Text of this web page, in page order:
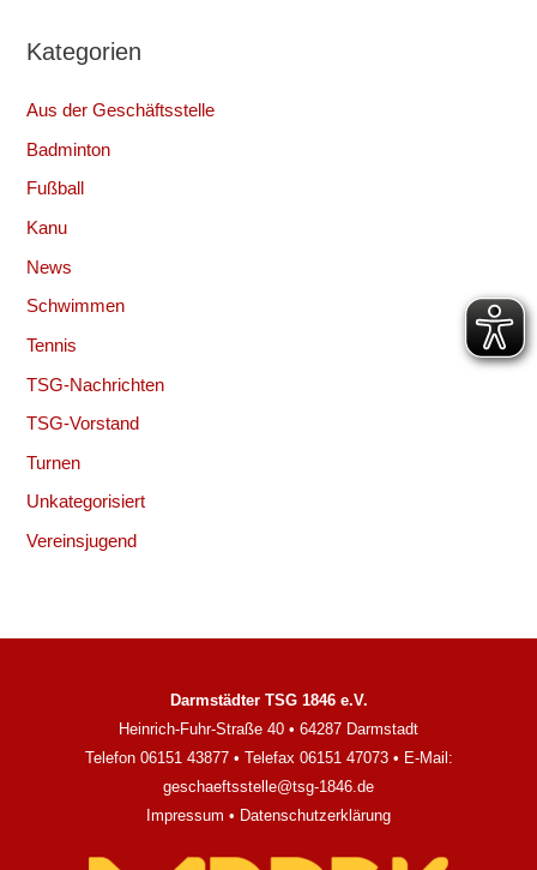
Kategorien
Aus der Geschäftsstelle
Badminton
Fußball
Kanu
News
Schwimmen
Tennis
TSG-Nachrichten
TSG-Vorstand
Turnen
Unkategorisiert
Vereinsjugend
Darmstädter TSG 1846 e.V.
Heinrich-Fuhr-Straße 40 • 64287 Darmstadt
Telefon 06151 43877 • Telefax 06151 47073 • E-Mail:
geschaeftsstelle@tsg-1846.de
Impressum • Datenschutzerklärung